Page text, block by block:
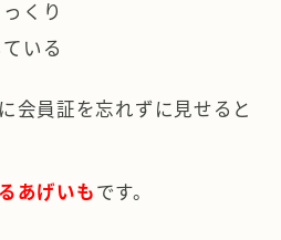
くり
いる
会員証を忘れずに見せると
あげいも です。